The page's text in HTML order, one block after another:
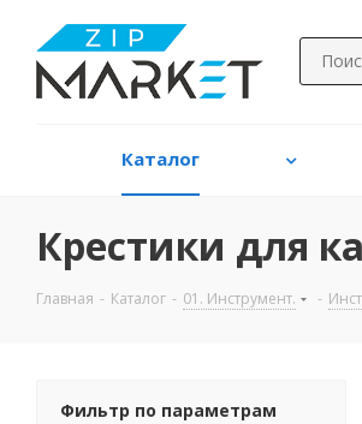
Каталог
Крестики для
Главная - Каталог - 01. Инструмент. -
Фильтр по параметрам